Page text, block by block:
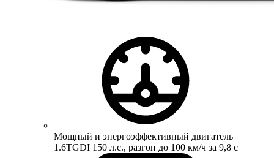
Мощный и энергоэффективный двигатель
1.6TGDI 150 л.с., разгон до 100 км/ч за 9,8 с